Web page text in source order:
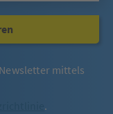
mittels
.